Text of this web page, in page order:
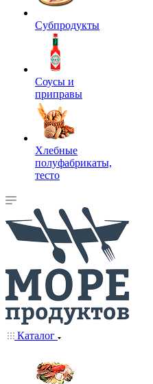
Субпродукты
Соусы и
приправы
Хлебные
полуфабрикаты,
тесто
Каталог